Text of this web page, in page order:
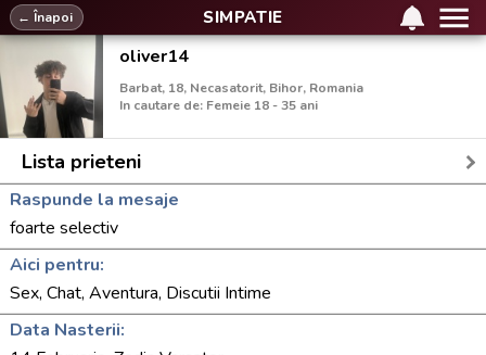
SIMPATIE
← Înapoi
oliver14
Barbat, 18, Necasatorit, Bihor, Romania
In cautare de: Femeie 18 - 35 ani
Lista prieteni
Raspunde la mesaje
foarte selectiv
Aici pentru:
Sex, Chat, Aventura, Discutii Intime
Data Nasterii: